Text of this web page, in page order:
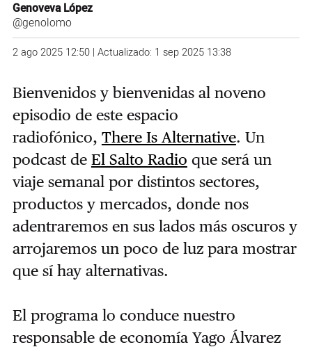
Genoveva López
@genolomo
2 ago 2025 12:50 | Actualizado: 1 sep 2025 13:38
Bienvenidos y bienvenidas al noveno
episodio de este espacio
radiofónico, There Is Alternative. Un
podcast de El Salto Radio que será un
viaje semanal por distintos sectores,
productos y mercados, donde nos
adentraremos en sus lados más oscuros y
arrojaremos un poco de luz para mostrar
que sí hay alternativas.
El programa lo conduce nuestro
responsable de economía Yago Álvarez